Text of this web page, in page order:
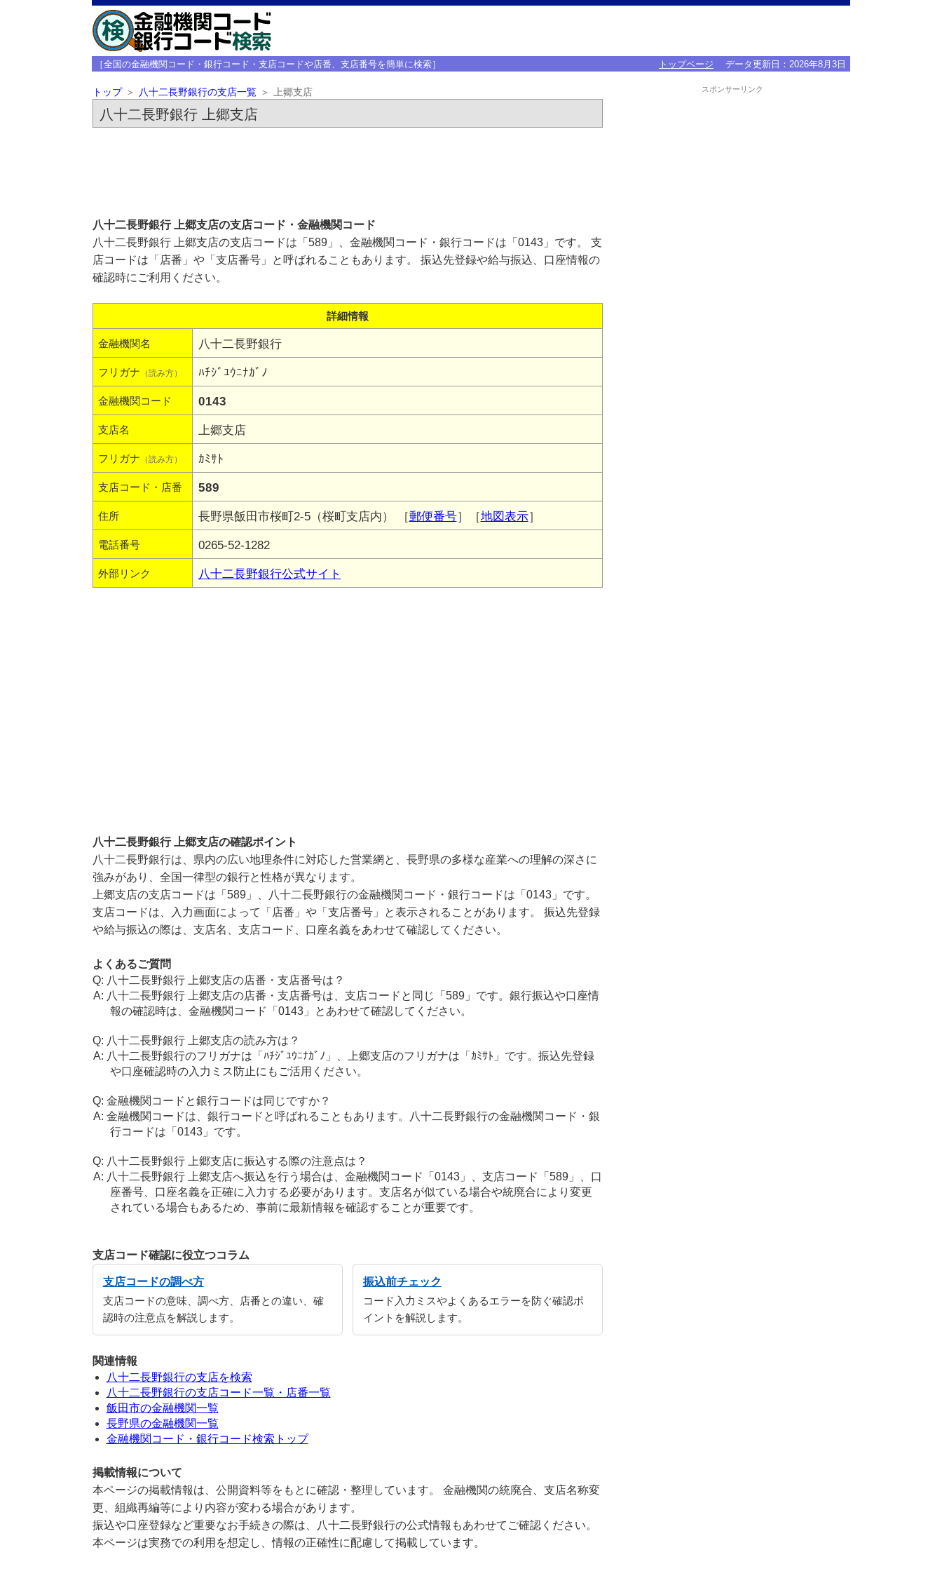
［全国の金融機関コード・銀行コード・支店コードや店番、支店番号を簡単に検索］ トップページ データ更新日： 2026年8月3日
トップ 八十二長野銀行の支店一覧 上郷支店
八十二長野銀行 上郷支店
八十二長野銀行 上郷支店の支店コード・金融機関コード
八十二長野銀行 上郷支店の支店コードは「589」、金融機関コード・銀行コードは「0143」です。 支
店コードは「店番」や「支店番号」と呼ばれることもあります。 振込先登録や給与振込、口座情報の
確認時にご利用ください。
詳細情報
金融機関名 八十二長野銀行
フリガナ （読み方） ﾊﾁｼﾞﾕｳﾆﾅｶﾞﾉ
金融機関コード 0143
支店名 上郷支店
フリガナ （読み方） ｶﾐｻﾄ
支店コード・店番 589
住所 長野県飯田市桜町2-5（桜町支店内） ［郵便番号］［地図表示］
電話番号 0265-52-1282
外部リンク 八十二長野銀行公式サイト
八十二長野銀行 上郷支店の確認ポイント
八十二長野銀行は、県内の広い地理条件に対応した営業網と、長野県の多様な産業への理解の深さに
強みがあり、全国一律型の銀行と性格が異なります。
上郷支店の支店コードは「589」、八十二長野銀行の金融機関コード・銀行コードは「0143」です。
支店コードは、入力画面によって「店番」や「支店番号」と表示されることがあります。 振込先登録
や給与振込の際は、支店名、支店コード、口座名義をあわせて確認してください。
よくあるご質問
八十二長野銀行 上郷支店の店番・支店番号は？
八十二長野銀行 上郷支店の店番・支店番号は、支店コードと同じ「589」です。銀行振込や口座情
報の確認時は、金融機関コード「0143」とあわせて確認してください。
八十二長野銀行 上郷支店の読み方は？
八十二長野銀行のフリガナは「ﾊﾁｼﾞﾕｳﾆﾅｶﾞﾉ」、上郷支店のフリガナは「ｶﾐｻﾄ」です。振込先登録
や口座確認時の入力ミス防止にもご活用ください。
金融機関コードと銀行コードは同じですか？
金融機関コードは、銀行コードと呼ばれることもあります。八十二長野銀行の金融機関コード・銀
行コードは「0143」です。
八十二長野銀行 上郷支店に振込する際の注意点は？
八十二長野銀行 上郷支店へ振込を行う場合は、金融機関コード「0143」、支店コード「589」、口
座番号、口座名義を正確に入力する必要があります。支店名が似ている場合や統廃合により変更
されている場合もあるため、事前に最新情報を確認することが重要です。
支店コード確認に役立つコラム
支店コードの調べ方
支店コードの意味、調べ方、店番との違い、確
認時の注意点を解説します。
振込前チェック
コード入力ミスやよくあるエラーを防ぐ確認ポ
イントを解説します。
関連情報
八十二長野銀行の支店を検索
八十二長野銀行の支店コード一覧・店番一覧
飯田市の金融機関一覧
長野県の金融機関一覧
金融機関コード・銀行コード検索トップ
掲載情報について
本ページの掲載情報は、公開資料等をもとに確認・整理しています。 金融機関の統廃合、支店名称変
更、組織再編等により内容が変わる場合があります。
振込や口座登録など重要なお手続きの際は、八十二長野銀行の公式情報もあわせてご確認ください。
本ページは実務での利用を想定し、情報の正確性に配慮して掲載しています。
スポンサーリンク